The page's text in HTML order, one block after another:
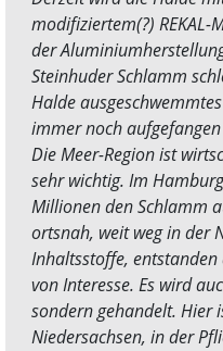
modifiziertem(?)
der
Steinhuder Schlamm
Halde
immer noch
Die Meer-Region ist
sehr wichtig. Im
Millionen den Schlamm
ortsnah, weit weg in der
Inhaltsstoffe,
von Interesse. Es wird
sondern gehandelt. Hier
Niedersachsen, in der